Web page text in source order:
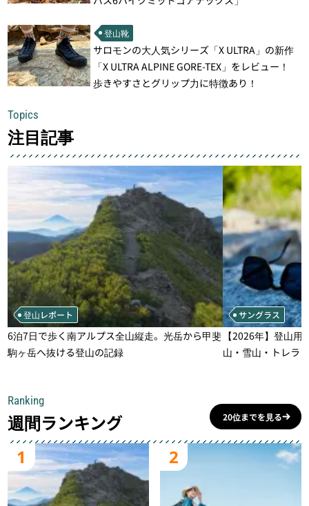
登山靴
サロモンの大人気シリーズ「X ULTRA」の新作
「X ULTRA ALPINE GORE-TEX」をレビュー！
歩きやすさとグリップ力に特徴あり！
Topics
注目記事
登山レポート
6泊7日で歩く南アルプス全山縦走。光岳から甲斐
駒ヶ岳へ抜ける登山の記録
サングラス
【2026年】登山
山・雪山・トレラ
Ranking
週間ランキング 20位までを見る
1 2